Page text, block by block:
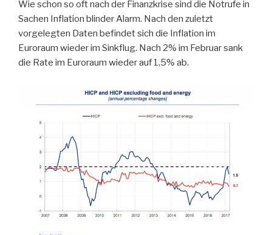
Wie schon so oft nach der Finanzkrise sind die Notrufe in
Sachen Inflation blinder Alarm. Nach den zuletzt
vorgelegten Daten befindet sich die Inflation im
Euroraum wieder im Sinkflug. Nach 2% im Februar sank
die Rate im Euroraum wieder auf 1,5% ab.